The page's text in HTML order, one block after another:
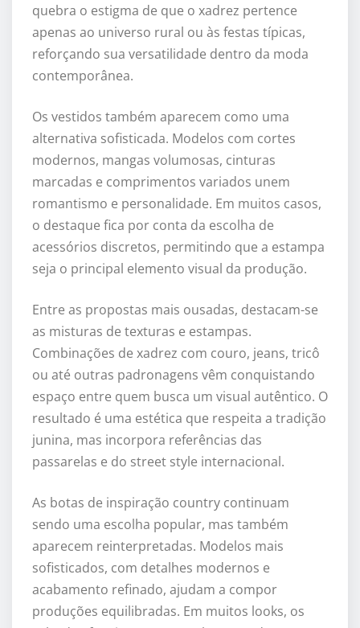
quebra o estigma de que o xadrez pertence
apenas ao universo rural ou às festas típicas,
reforçando sua versatilidade dentro da moda
contemporânea.
Os vestidos também aparecem como uma
alternativa sofisticada. Modelos com cortes
modernos, mangas volumosas, cinturas
marcadas e comprimentos variados unem
romantismo e personalidade. Em muitos casos,
o destaque fica por conta da escolha de
acessórios discretos, permitindo que a estampa
seja o principal elemento visual da produção.
Entre as propostas mais ousadas, destacam-se
as misturas de texturas e estampas.
Combinações de xadrez com couro, jeans, tricô
ou até outras padronagens vêm conquistando
espaço entre quem busca um visual autêntico. O
resultado é uma estética que respeita a tradição
junina, mas incorpora referências das
passarelas e do street style internacional.
As botas de inspiração country continuam
sendo uma escolha popular, mas também
aparecem reinterpretadas. Modelos mais
sofisticados, com detalhes modernos e
acabamento refinado, ajudam a compor
produções equilibradas. Em muitos looks, os